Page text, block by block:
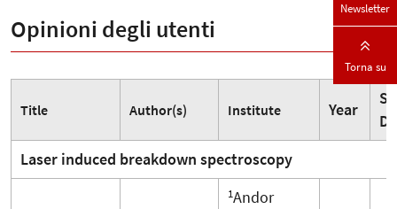
Opinioni degli utenti
Title Author(s) Institute Year
Laser induced breakdown spectroscopy
1Andor
Newsletter
Torna su